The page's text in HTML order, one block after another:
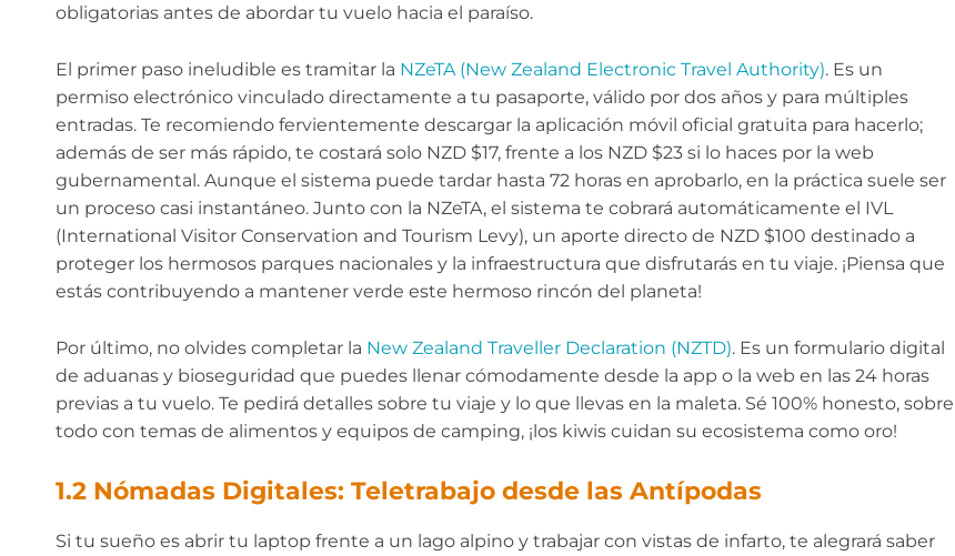
obligatorias antes de abordar tu vuelo hacia el paraíso.
El primer paso ineludible es tramitar la NZeTA (New Zealand Electronic Travel Authority). Es un
permiso electrónico vinculado directamente a tu pasaporte, válido por dos años y para múltiples
entradas. Te recomiendo fervientemente descargar la aplicación móvil oficial gratuita para hacerlo;
además de ser más rápido, te costará solo NZD $17, frente a los NZD $23 si lo haces por la web
gubernamental. Aunque el sistema puede tardar hasta 72 horas en aprobarlo, en la práctica suele ser
un proceso casi instantáneo. Junto con la NZeTA, el sistema te cobrará automáticamente el IVL
(International Visitor Conservation and Tourism Levy), un aporte directo de NZD $100 destinado a
proteger los hermosos parques nacionales y la infraestructura que disfrutarás en tu viaje. ¡Piensa que
estás contribuyendo a mantener verde este hermoso rincón del planeta!
Por último, no olvides completar la New Zealand Traveller Declaration (NZTD). Es un formulario digital
de aduanas y bioseguridad que puedes llenar cómodamente desde la app o la web en las 24 horas
previas a tu vuelo. Te pedirá detalles sobre tu viaje y lo que llevas en la maleta. Sé 100% honesto, sobre
todo con temas de alimentos y equipos de camping, ¡los kiwis cuidan su ecosistema como oro!
1.2 Nómadas Digitales: Teletrabajo desde las Antípodas
Si tu sueño es abrir tu laptop frente a un lago alpino y trabajar con vistas de infarto, te alegrará saber